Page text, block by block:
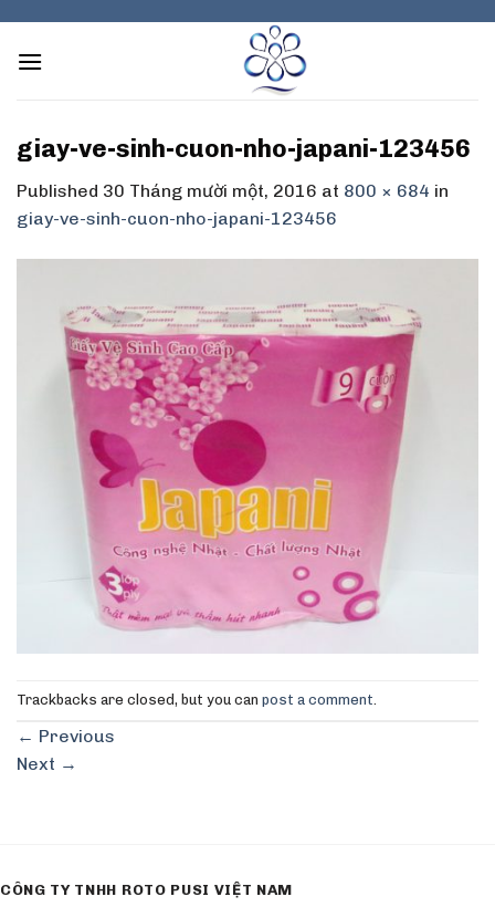
content
giay-ve-sinh-cuon-nho-japani-123456
Published 30 Tháng mười một, 2016 at 800 × 684 in
giay-ve-sinh-cuon-nho-japani-123456
Trackbacks are closed, but you can post a comment
← Previous
Next →
CÔNG TY TNHH ROTO PUSI VIỆT NAM